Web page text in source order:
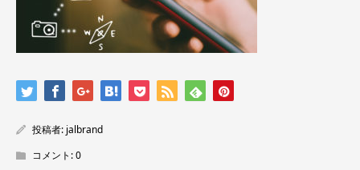
投稿者: jalbrand
コメント:0